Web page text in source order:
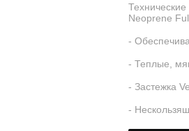
Neoprene
-
- Теплые,
- Застежка
-